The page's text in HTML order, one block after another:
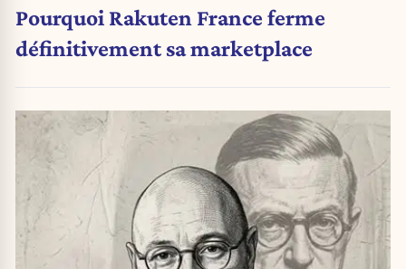
Pourquoi Rakuten France ferme
définitivement sa marketplace